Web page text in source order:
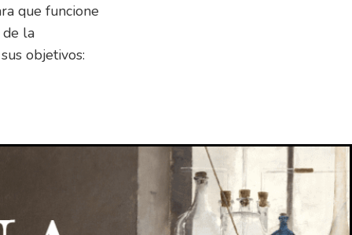
que funcione
la
objetivos: